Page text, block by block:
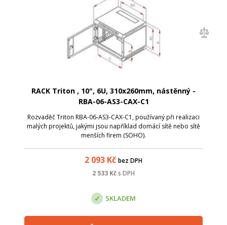
RACK Triton , 10", 6U, 310x260mm, nástěnný -
RBA-06-AS3-CAX-C1
Rozvaděč Triton RBA-06-AS3-CAX-C1, používaný při realizaci
malých projektů, jakými jsou například domácí sítě nebo sítě
menších firem (SOHO).
2 093 Kč bez DPH
2 533 Kčs DPH
SKLADEM